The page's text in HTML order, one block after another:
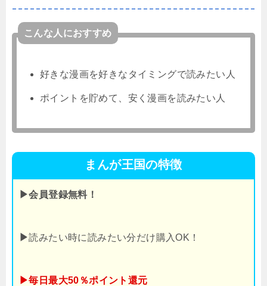
こんな人におすすめ
好きな漫画を好きなタイミングで読みたい人
ポイントを貯めて、安く漫画を読みたい人
まんが王国の特徴
▶会員登録無料！
▶読みたい時に読みたい分だけ購入OK！
▶毎日最大50％ポイント還元